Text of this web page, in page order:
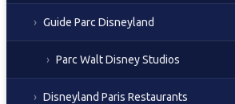
Guide Parc Disneyland
Parc Walt Disney Studios
Disneyland Paris Restaurants